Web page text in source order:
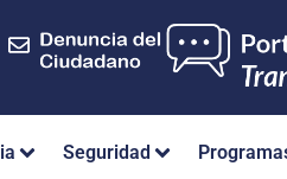
Seguridad